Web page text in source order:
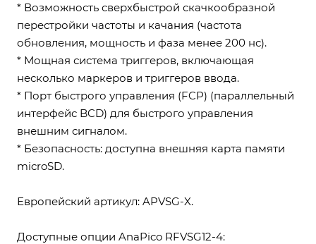
* Возможность сверхбыстрой скачкообразной
перестройки частоты и качания (частота
обновления, мощность и фаза менее 200 нс).
* Мощная система триггеров, включающая
несколько маркеров и триггеров ввода.
* Порт быстрого управления (FCP) (параллельный
интерфейс BCD) для быстрого управления
внешним сигналом.
* Безопасность: доступна внешняя карта памяти
microSD.
Европейский артикул: APVSG-X.
Доступные опции AnaPico RFVSG12-4: